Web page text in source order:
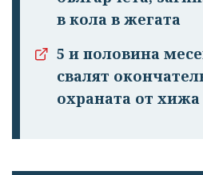
в кола в жегата
5 и половина
свалят
охраната от